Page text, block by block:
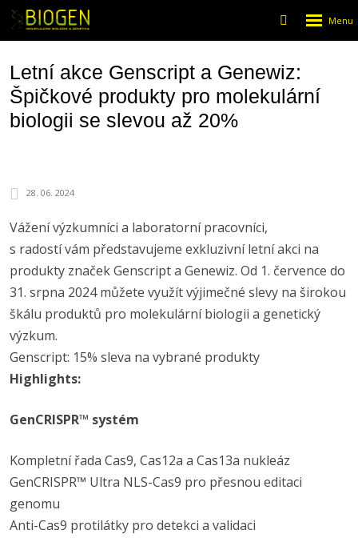
Vyhledávání
menu
Letní akce Genscript a Genewiz:
Špičkové produkty pro molekulární
biologii se slevou až 20%
28. 06. 2024
Vážení výzkumníci a laboratorní pracovníci,
s radostí vám představujeme exkluzivní letní akci na
produkty značek Genscript a Genewiz. Od 1. července do
31. srpna 2024 můžete využít výjimečné slevy na širokou
škálu produktů pro molekulární biologii a genetický
výzkum.
Genscript: 15% sleva na vybrané produkty
Highlights:
GenCRISPR™ systém
Kompletní řada Cas9, Cas12a a Cas13a nukleáz
GenCRISPR™ Ultra NLS-Cas9 pro přesnou editaci
genomu
Anti-Cas9 protilátky pro detekci a validaci